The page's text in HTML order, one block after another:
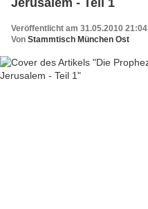
Veröffentlicht am 31.05.2010 21:04
Von Stammtisch München Ost